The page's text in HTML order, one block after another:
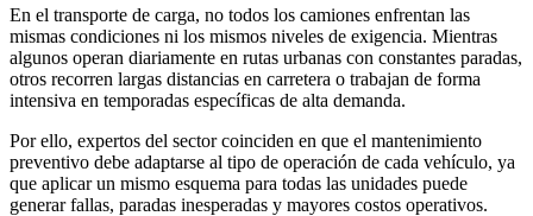
En el transporte de carga, no todos los camiones enfrentan las
mismas condiciones ni los mismos niveles de exigencia. Mientras
algunos operan diariamente en rutas urbanas con constantes paradas,
otros recorren largas distancias en carretera o trabajan de forma
intensiva en temporadas específicas de alta demanda.
Por ello, expertos del sector coinciden en que el mantenimiento
preventivo debe adaptarse al tipo de operación de cada vehículo, ya
que aplicar un mismo esquema para todas las unidades puede
generar fallas, paradas inesperadas y mayores costos operativos.